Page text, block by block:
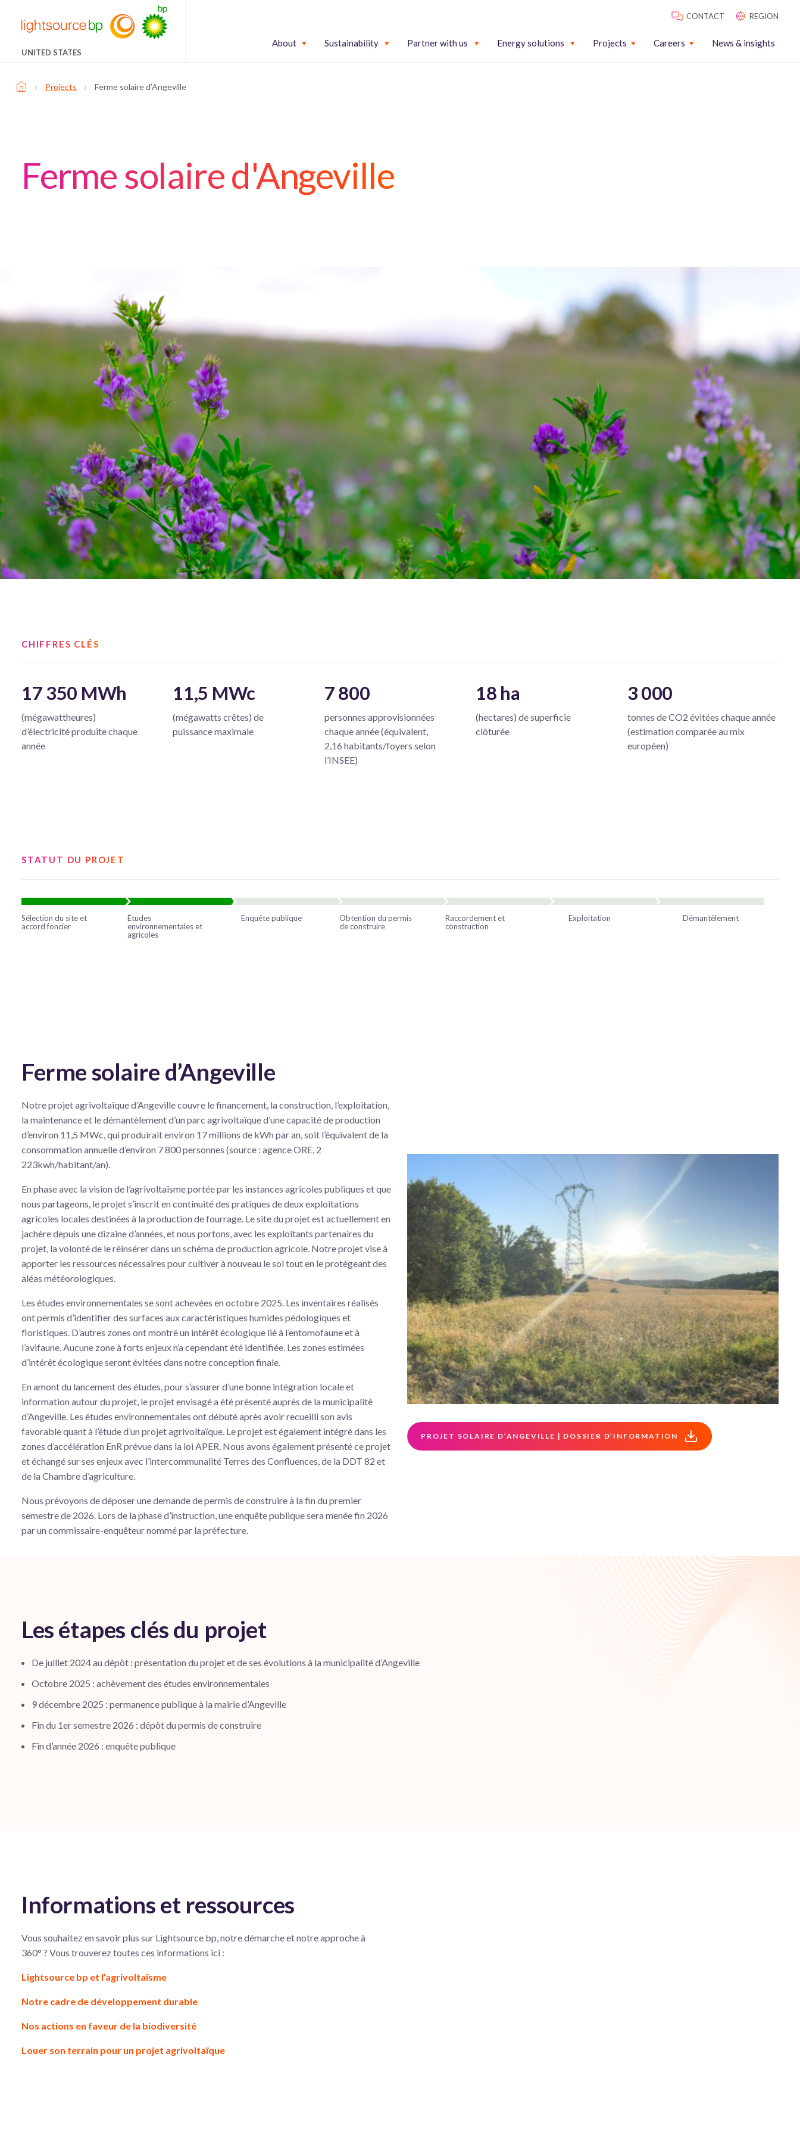
UNITED STATES
CONTACT REGION
About Sustainability Partner with us Energy solutions Projects Careers News & insights
› Projects › Ferme solaire d’Angeville
Ferme solaire d'Angeville
CHIFFRES CLÉS
17 350 MWh
(mégawattheures)
d’électricité produite chaque
année
11,5 MWc
(mégawatts crêtes) de
puissance maximale
7 800
personnes approvisionnées
chaque année (équivalent,
2,16 habitants/foyers selon
l’INSEE)
18 ha
(hectares) de superficie
clôturée
3 000
tonnes de CO2 évitées chaque année
(estimation comparée au mix
européen)
STATUT DU PROJET
Sélection du site et
accord foncier
Études
environnementales et
agricoles
Enquête publique
Obtention du permis
de construire
Raccordement et
construction
Exploitation Démantèlement
Ferme solaire d’Angeville
Notre projet agrivoltaïque d’Angeville couvre le financement, la construction, l’exploitation,
la maintenance et le démantèlement d’un parc agrivoltaïque d’une capacité de production
d’environ 11,5 MWc, qui produirait environ 17 millions de kWh par an, soit l’équivalent de la
consommation annuelle d’environ 7 800 personnes (source : agence ORE, 2
223kwh/habitant/an).
En phase avec la vision de l’agrivoltaïsme portée par les instances agricoles publiques et que
nous partageons, le projet s’inscrit en continuité des pratiques de deux exploitations
agricoles locales destinées à la production de fourrage. Le site du projet est actuellement en
jachère depuis une dizaine d’années, et nous portons, avec les exploitants partenaires du
projet, la volonté de le réinsérer dans un schéma de production agricole. Notre projet vise à
apporter les ressources nécessaires pour cultiver à nouveau le sol tout en le protégeant des
aléas météorologiques.
Les études environnementales se sont achevées en octobre 2025. Les inventaires réalisés
ont permis d’identifier des surfaces aux caractéristiques humides pédologiques et
floristiques. D’autres zones ont montré un intérêt écologique lié à l’entomofaune et à
l’avifaune. Aucune zone à forts enjeux n’a cependant été identifiée. Les zones estimées
d’intérêt écologique seront évitées dans notre conception finale.
En amont du lancement des études, pour s’assurer d’une bonne intégration locale et
information autour du projet, le projet envisagé a été présenté auprès de la municipalité
d’Angeville. Les études environnementales ont débuté après avoir recueilli son avis
favorable quant à l’étude d’un projet agrivoltaïque. Le projet est également intégré dans les
zones d’accélération EnR prévue dans la loi APER. Nous avons également présenté ce projet
et échangé sur ses enjeux avec l’intercommunalité Terres des Confluences, de la DDT 82 et
de la Chambre d’agriculture.
Nous prévoyons de déposer une demande de permis de construire à la fin du premier
semestre de 2026. Lors de la phase d’instruction, une enquête publique sera menée fin 2026
par un commissaire-enquêteur nommé par la préfecture.
PROJET SOLAIRE D’ANGEVILLE | DOSSIER D’INFORMATION
Les étapes clés du projet
De juillet 2024 au dépôt : présentation du projet et de ses évolutions à la municipalité d’Angeville
Octobre 2025 : achèvement des études environnementales
9 décembre 2025 : permanence publique à la mairie d’Angeville
Fin du 1er semestre 2026 : dépôt du permis de construire
Fin d’année 2026 : enquête publique
Informations et ressources
Vous souhaitez en savoir plus sur Lightsource bp, notre démarche et notre approche à
360° ? Vous trouverez toutes ces informations ici :
Lightsource bp et l’agrivoltaïsme
Notre cadre de développement durable
Nos actions en faveur de la biodiversité
Louer son terrain pour un projet agrivoltaïque